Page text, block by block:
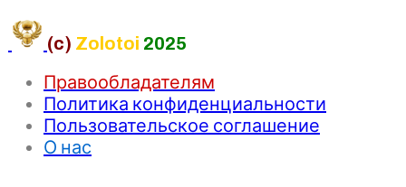
(c) Zolotoi 2025
Правообладателям
Политика конфиденциальности
Пользовательское соглашение
О нас